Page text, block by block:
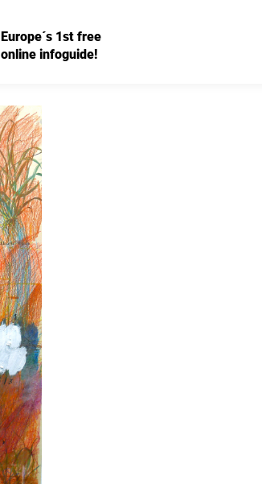
Europe´s 1st free
online infoguide!